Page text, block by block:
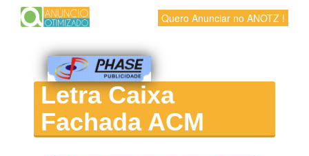
Quero Anunciar no ANOTZ !
Letra Caixa
Fachada ACM